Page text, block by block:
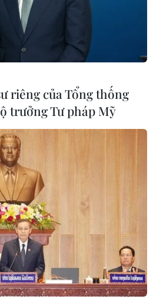
riêng của Tổng thống
trưởng Tư pháp Mỹ